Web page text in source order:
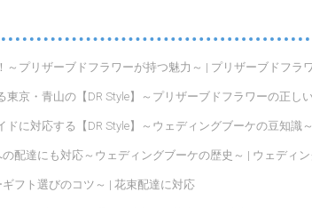
プリザーブドフラワーが持つ魅力～ | プリザーブドフラワ
京・青山の【DR Style】～プリザーブドフラワーの正し
に対応する【DR Style】～ウェディングブーケの豆知識
配達にも対応～ウェディングブーケの歴史～ | ウェディ
フト選びのコツ～ | 花束配達に対応